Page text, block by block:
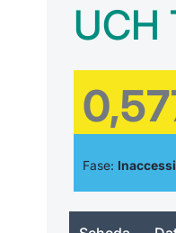
UCH
Fase: